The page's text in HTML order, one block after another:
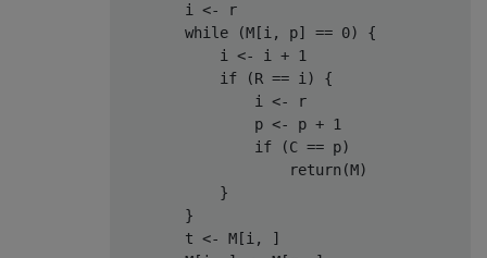
        i
<-
r
while
(M [i , p] == 0)
{
            i
<- i + 1
if
(R == i )
{
                i
<-
r
                p
<- p + 1
if
(C == p)
return (M)
}
}
        t
<- M [i ,
]